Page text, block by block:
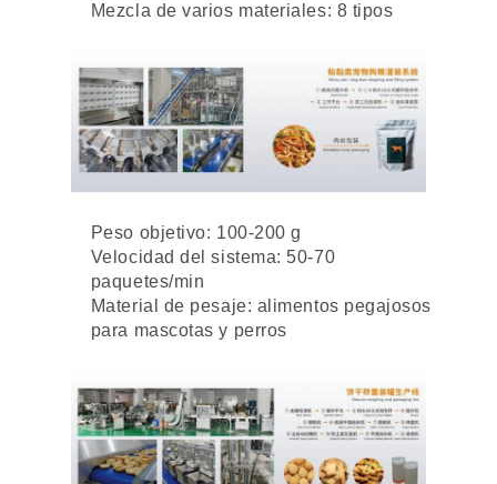
Mezcla de varios materiales: 8 tipos
Peso objetivo: 100-200 g
Velocidad del sistema: 50-70
paquetes/min
Material de pesaje: alimentos pegajosos
para mascotas y perros